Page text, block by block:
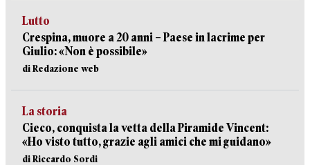
Lutto
Crespina, muore a 20 anni – Paese in lacrime per
Giulio: «Non è possibile»
di Redazione web
La storia
Cieco, conquista la vetta della Piramide Vincent:
«Ho visto tutto, grazie agli amici che mi guidano»
di Riccardo Sordi